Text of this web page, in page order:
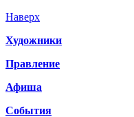
Наверх
Художники
Правление
Афиша
События